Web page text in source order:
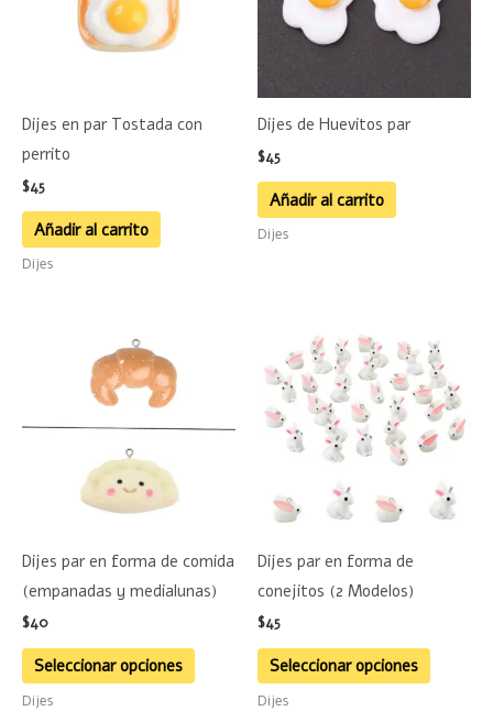
Dijes en par Tostada con
perrito
$45
Añadir al carrito
Dijes
Dijes de Huevitos par
$45
Añadir al carrito
Dijes
Dijes par en forma de comida
(empanadas y medialunas)
$40
Seleccionar opciones
pueden
elegir
página
Dijes
Dijes par en forma de
conejitos (2 Modelos)
$45
Seleccionar opciones
producto
tiene
Las
opciones
página
Dijes